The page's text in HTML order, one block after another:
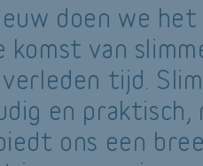
doen we
komst van
tijd.
en praktisch,
ons een